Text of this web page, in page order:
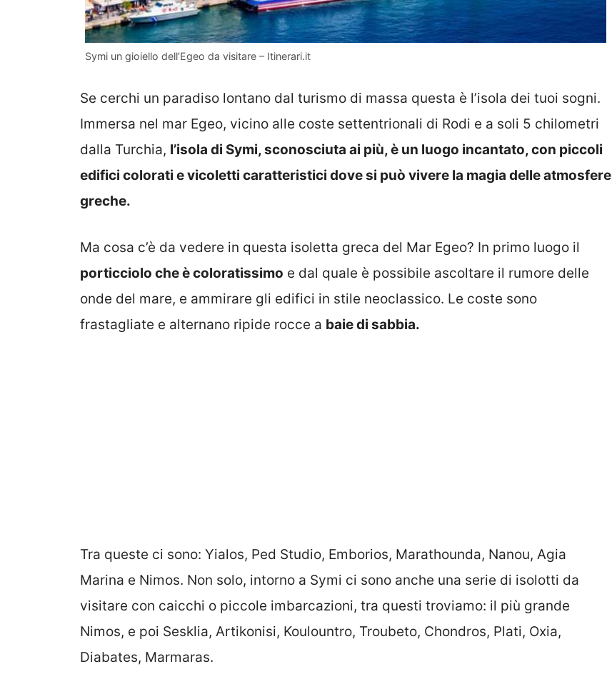
Symi un gioiello dell’Egeo da visitare – Itinerari.it
Se cerchi un paradiso lontano dal turismo di massa questa è l’isola dei tuoi sogni.
Immersa nel mar Egeo, vicino alle coste settentrionali di Rodi e a soli 5 chilometri
dalla Turchia, l’isola di Symi, sconosciuta ai più, è un luogo incantato, con piccoli
edifici colorati e vicoletti caratteristici dove si può vivere la magia delle atmosfere
greche.
Ma cosa c’è da vedere in questa isoletta greca del Mar Egeo? In primo luogo il
porticciolo che è coloratissimo e dal quale è possibile ascoltare il rumore delle
onde del mare, e ammirare gli edifici in stile neoclassico. Le coste sono
frastagliate e alternano ripide rocce a baie di sabbia.
Tra queste ci sono: Yialos, Ped Studio, Emborios, Marathounda, Nanou, Agia
Marina e Nimos. Non solo, intorno a Symi ci sono anche una serie di isolotti da
visitare con caicchi o piccole imbarcazioni, tra questi troviamo: il più grande
Nimos, e poi Sesklia, Artikonisi, Koulountro, Troubeto, Chondros, Plati, Oxia,
Diabates, Marmaras.